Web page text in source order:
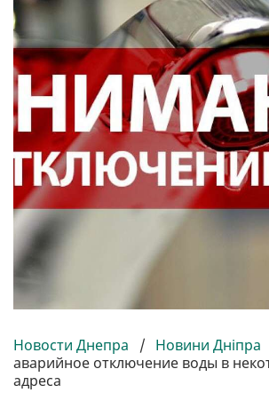
Новости Днепра / Новини Дніпра
аварийное отключение воды в
адреса